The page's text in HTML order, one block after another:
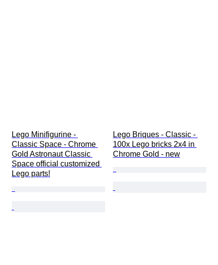
Lego Minifigurine -
Classic Space - Chrome
Gold Astronaut Classic
Space official customized
Lego parts!
Lego Briques - Classic -
100x Lego bricks 2x4 in
Chrome Gold - new